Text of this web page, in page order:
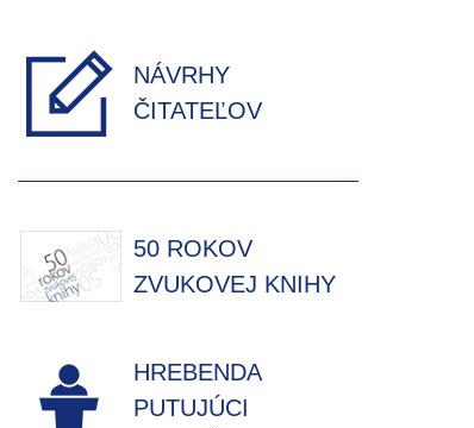
NÁVRHY
ČITATEĽOV
50 ROKOV
ZVUKOVEJ KNIHY
HREBENDA
PUTUJÚCI